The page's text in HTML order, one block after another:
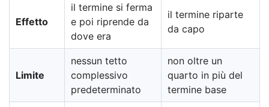
Effetto
il termine si ferma
e poi riprende da
dove era
il termine riparte
da capo
Limite
nessun tetto
complessivo
predeterminato
non oltre un
quarto in più del
termine base